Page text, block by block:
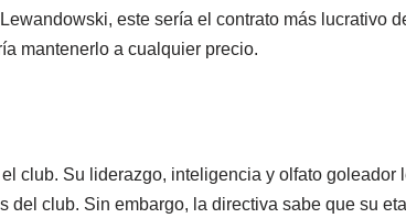
este sería el contrato más lucrativo
mantenerlo a cualquier precio.
club. Su liderazgo, inteligencia y olfato goleador
club. Sin embargo, la directiva sabe que su